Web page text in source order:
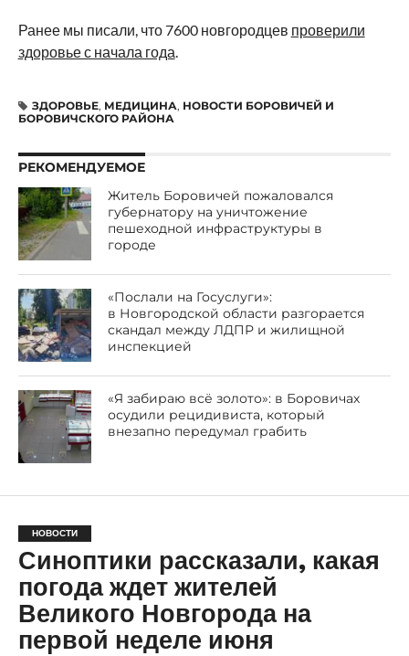
Ранее мы писали, что 7600 новгородцев проверили
здоровье с начала года
ЗДОРОВЬЕ, МЕДИЦИНА, НОВОСТИ БОРОВИЧЕЙ И
БОРОВИЧСКОГО РАЙОНА
РЕКОМЕНДУЕМОЕ
Житель Боровичей пожаловался
губернатору на уничтожение
пешеходной инфраструктуры в
городе
«Послали на Госуслуги»:
в Новгородской области разгорается
скандал между ЛДПР и жилищной
инспекцией
«Я забираю всё золото»: в Боровичах
осудили рецидивиста, который
внезапно передумал грабить
НОВОСТИ
Синоптики рассказали, какая
погода ждет жителей
Великого Новгорода на
первой неделе июня